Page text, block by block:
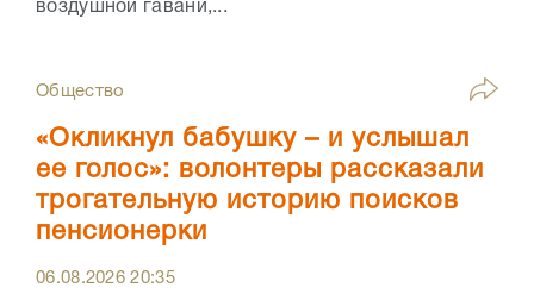
воздушной гавани,...
Общество
«Окликнул бабушку – и услышал
ее голос»: волонтеры рассказали
трогательную историю поисков
пенсионерки
06.08.202620:35